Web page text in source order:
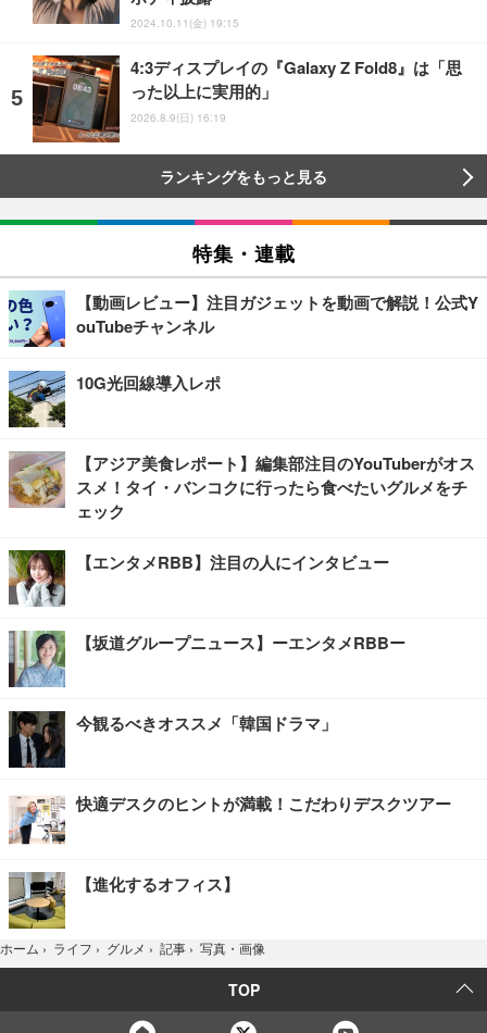
2024.10.11(金) 19:15
4:3ディスプレイの『Galaxy Z Fold8』は「思
った以上に実用的」
2026.8.9(日) 16:19
ランキングをもっと見る
特集・連載
【動画レビュー】注目ガジェットを動画で解説！公式Y
ouTubeチャンネル
10G光回線導入レポ
【アジア美食レポート】編集部注目のYouTuberがオス
スメ！タイ・バンコクに行ったら食べたいグルメをチ
ェック
【エンタメRBB】注目の人にインタビュー
【坂道グループニュース】ーエンタメRBBー
今観るべきオススメ「韓国ドラマ」
快適デスクのヒントが満載！こだわりデスクツアー
【進化するオフィス】
ホーム › ライフ › グルメ › 記事 › 写真・画像
TOP